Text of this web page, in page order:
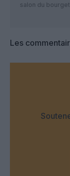
salon du bourget.
Les